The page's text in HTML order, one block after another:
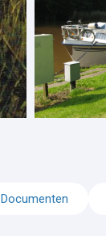
Documenten